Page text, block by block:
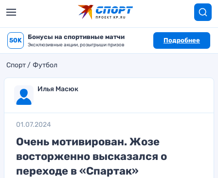
50K Бонусы на спортивные матчи
Эксклюзивные акции, розыгрыши призов
Подробнее
Спорт Футбол
Илья Масюк
01.07.2024
Очень мотивирован. Жозе
восторженно высказался о
переходе в «Спартак»